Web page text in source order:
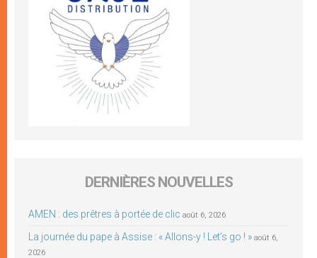
DERNIÈRES NOUVELLES
AMEN : des prêtres à portée de clic août 6, 2026
La journée du pape à Assise : « Allons-y ! Let’s go ! » août 6,
2026